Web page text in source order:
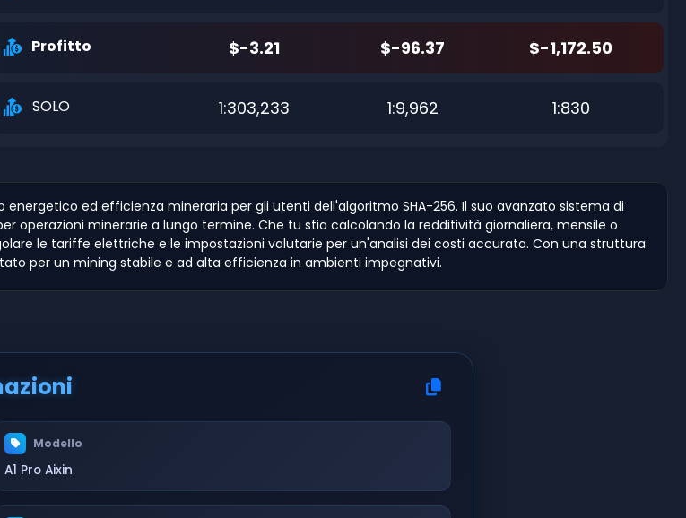
Profitto $-3.21 $-96.37 $-1,172.50
SOLO 1:303,233 1:9,962 1:830
energetico ed efficienza mineraria per gli utenti dell'algoritmo SHA-256. Il suo avanzato sistema di
minerarie a lungo termine. Che tu stia calcolando la redditività giornaliera, mensile o
le tariffe elettriche e le impostazioni valutarie per un'analisi dei costi accurata. Con una struttura
per un mining stabile e ad alta efficienza in ambienti impegnativi.
Modello
A1 Pro Aixin